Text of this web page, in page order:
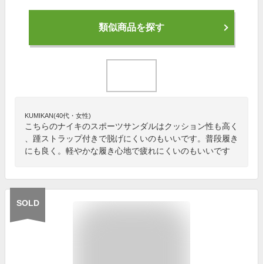
類似商品を探す
KUMIKAN(40代・女性)
こちらのナイキのスポーツサンダルはクッション性も高く
、踵ストラップ付きで脱げにくいのもいいです。普段履き
にも良く。軽やかな履き心地で疲れにくいのもいいです
SOLD